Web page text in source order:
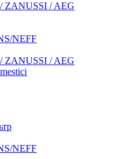
ZANUSSI / AEG
NEFF
ZANUSSI / AEG
NEFF